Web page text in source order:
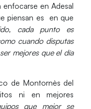
en Adesal
piensan es en que
cada punto es
cuando disputas
mejores que el día
de Montornès del
ni en mejores
que mejor se